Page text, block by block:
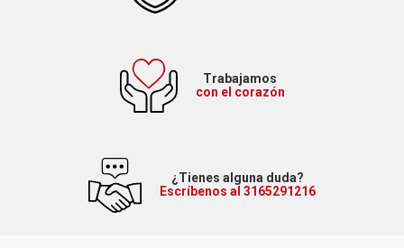
Trabajamos
con el corazón
¿Tienes alguna duda?
Escríbenos al 3165291216